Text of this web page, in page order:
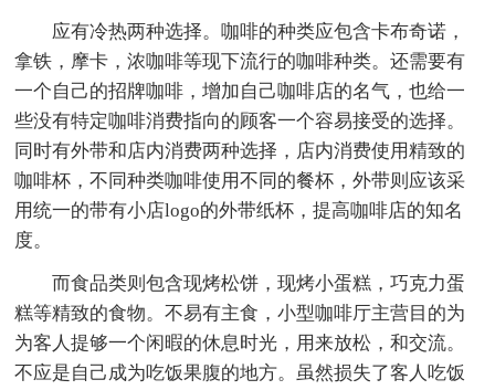
应有冷热两种选择。咖啡的种类应包含卡布奇诺，
拿铁，摩卡，浓咖啡等现下流行的咖啡种类。还需要有
一个自己的招牌咖啡，增加自己咖啡店的名气，也给一
些没有特定咖啡消费指向的顾客一个容易接受的选择。
同时有外带和店内消费两种选择，店内消费使用精致的
咖啡杯，不同种类咖啡使用不同的餐杯，外带则应该采
用统一的带有小店logo的外带纸杯，提高咖啡店的知名
度。
而食品类则包含现烤松饼，现烤小蛋糕，巧克力蛋
糕等精致的食物。不易有主食，小型咖啡厅主营目的为
为客人提够一个闲暇的休息时光，用来放松，和交流。
不应是自己成为吃饭果腹的地方。虽然损失了客人吃饭